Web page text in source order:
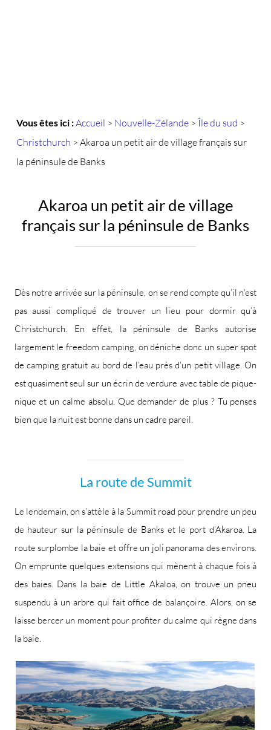
Vous êtes ici :Accueil > Nouvelle-Zélande> Île du sud >
Christchurch > Akaroa un petit air de village français sur
la péninsule de Banks
Akaroa un petit air de village
français sur la péninsule de Banks
Dès notre arrivée sur la péninsule, on se rend compte qu’il n’est
pas aussi compliqué de trouver un lieu pour dormir qu’à
Christchurch. En effet, la péninsule de Banks autorise
largement le freedom camping, on déniche donc un super spot
de camping gratuit au bord de l’eau près d‘un petit village. On
est quasiment seul sur un écrin de verdure avec table de pique-
nique et un calme absolu. Que demander de plus ? Tu penses
bien que la nuit est bonne dans un cadre pareil.
La route de Summit
Le lendemain, on s’attèle à la Summit road pour prendre un peu
de hauteur sur la péninsule de Banks et le port d’Akaroa. La
route surplombe la baie et offre un joli panorama des environs.
On emprunte quelques extensions qui mènent à chaque fois à
des baies. Dans la baie de Little Akaloa, on trouve un pneu
suspendu à un arbre qui fait office de balançoire. Alors, on se
laisse bercer un moment pour profiter du calme qui règne dans
la baie.